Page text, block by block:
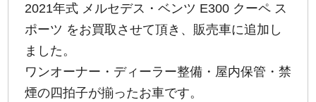
2021年式 メルセデス・ベンツ E300 クーペ ス
ポーツ をお買取させて頂き、販売車に追加し
ました。
ワンオーナー・ディーラー整備・屋内保管・禁
煙の四拍子が揃ったお車です。